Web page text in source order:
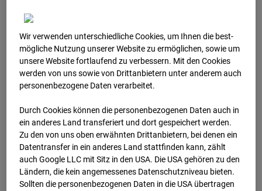
Wir verwenden unterschiedliche Cookies, um Ihnen die best­
mögliche Nutzung unserer Website zu ermöglichen, sowie um
unsere Website fortlaufend zu verbessern. Mit den Cookies
werden von uns sowie von Drittanbietern unter anderem auch
personenbezogene Daten verarbeitet.
Durch Cookies können die personenbezogenen Daten auch in
ein anderes Land transferiert und dort gespeichert werden.
Zu den von uns oben erwähnten Drittanbietern, bei denen ein
Datentransfer in ein anderes Land stattfinden kann, zählt
auch Google LLC mit Sitz in den USA. Die USA gehören zu den
Ländern, die kein angemessenes Datenschutzniveau bieten.
Sollten die personenbezogenen Daten in die USA übertragen